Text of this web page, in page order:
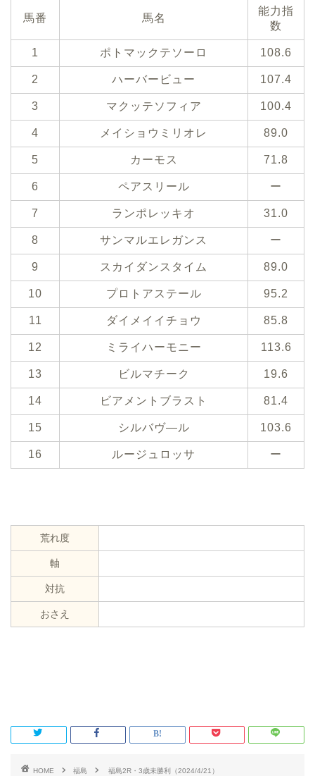
馬番 馬名
能力指
数
1 ポトマックテソーロ 108.6
2 ハーバービュー 107.4
3 マクッテソフィア 100.4
4 メイショウミリオレ 89.0
5 カーモス 71.8
6 ペアスリール ー
7 ランポレッキオ 31.0
8 サンマルエレガンス ー
9 スカイダンスタイム 89.0
10 プロトアステール 95.2
11 ダイメイイチョウ 85.8
12 ミライハーモニー 113.6
13 ビルマチーク 19.6
14 ビアメントブラスト 81.4
15 シルバヴ―ル 103.6
16 ルージュロッサ ー
荒れ度
軸
対抗
おさえ
HOME 福島 福島2R・3歳未勝利（2024/4/21）